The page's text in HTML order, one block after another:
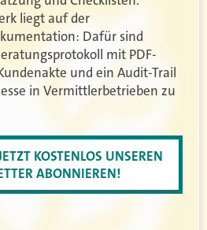
liegt auf der
Dafür sind
mit PDF-
und ein Audit-Trail
in Vermittlerbetrieben zu
KOSTENLOS UNSEREN
ABONNIEREN!